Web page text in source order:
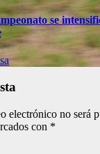
se
electrónico no será
con *